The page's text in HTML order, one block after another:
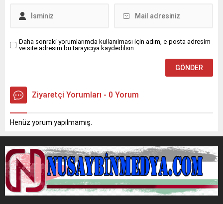
çarparak devrildi. Kazada...
üzerine olay...
Daha sonraki yorumlarımda kullanılması için adım, e-posta adresim
ve site adresim bu tarayıcıya kaydedilsin.
Ziyaretçi Yorumları - 0 Yorum
Henüz yorum yapılmamış.